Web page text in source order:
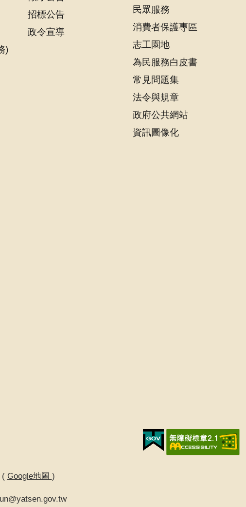
)
招標公告
政令宣導
民眾服務
消費者保護專區
志工園地
為民服務白皮書
常見問題集
法令與規章
政府公共網站
資訊圖像化
( Google地圖 )